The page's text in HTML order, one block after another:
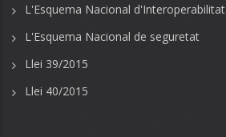
L'Esquema Nacional d'Interoperabilitat
L'Esquema Nacional de seguretat
Llei 39/2015
Llei 40/2015